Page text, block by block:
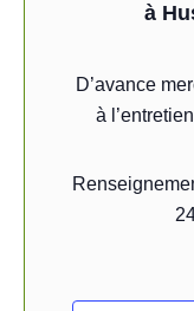
à
D’avance
à